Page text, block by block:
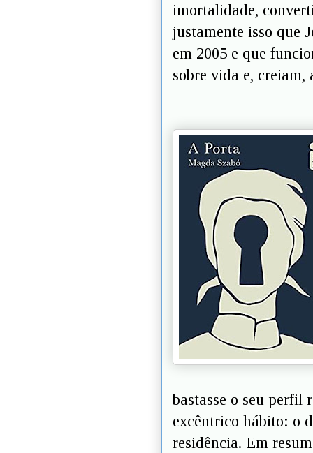
imortalidade,
justamente isso que
em 2005 e que
sobre vida e, creiam,
bastasse o seu perfil
excêntrico hábito: o
residência. Em